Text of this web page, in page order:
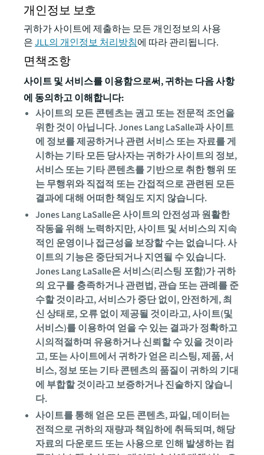
개인정보 보호
귀하가 사이트에 제출하는 모든 개인정보의 사용
은JLL의 개인정보 처리방침에 따라 관리됩니다.
면책조항
사이트 및 서비스를 이용함으로써, 귀하는 다음 사항
에 동의하고 이해합니다:
사이트의 모든 콘텐츠는 권고 또는 전문적 조언을
위한 것이 아닙니다. Jones Lang LaSalle과 사이트
에 정보를 제공하거나 관련 서비스 또는 자료를 게
시하는 기타 모든 당사자는 귀하가 사이트의 정보,
서비스 또는 기타 콘텐츠를 기반으로 취한 행위 또
는 무행위와 직접적 또는 간접적으로 관련된 모든
결과에 대해 어떠한 책임도 지지 않습니다.
Jones Lang LaSalle은 사이트의 안전성과 원활한
작동을 위해 노력하지만, 사이트 및 서비스의 지속
적인 운영이나 접근성을 보장할 수는 없습니다. 사
이트의 기능은 중단되거나 지연될 수 있습니다.
Jones Lang LaSalle은 서비스(리스팅 포함)가 귀하
의 요구를 충족하거나 관련법, 관습 또는 관례를 준
수할 것이라고, 서비스가 중단 없이, 안전하게, 최
신 상태로, 오류 없이 제공될 것이라고, 사이트(및
서비스)를 이용하여 얻을 수 있는 결과가 정확하고
시의적절하며 유용하거나 신뢰할 수 있을 것이라
고, 또는 사이트에서 귀하가 얻은 리스팅, 제품, 서
비스, 정보 또는 기타 콘텐츠의 품질이 귀하의 기대
에 부합할 것이라고 보증하거나 진술하지 않습니
다.
사이트를 통해 얻은 모든 콘텐츠, 파일, 데이터는
전적으로 귀하의 재량과 책임하에 취득되며, 해당
자료의 다운로드 또는 사용으로 인해 발생하는 컴